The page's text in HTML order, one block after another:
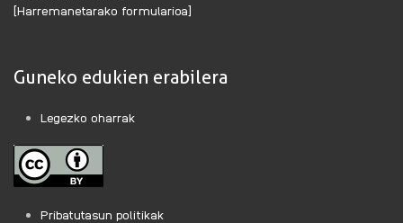
[Harremanetarako formularioa]
Guneko edukien erabilera
Legezko oharrak
Pribatutasun politikak